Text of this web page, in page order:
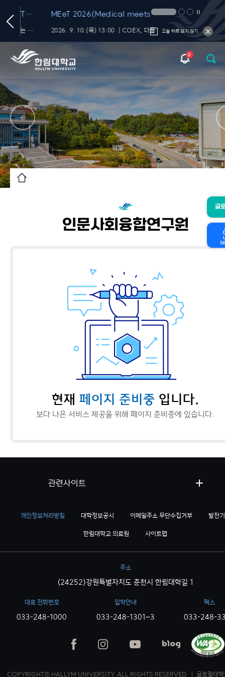
MEeT 2026(Medical meets
Technology 2026)
2026. 9. 10.(목) 13:00 ｜COEX, 더플라츠 오늘 하루 보지 않기
0
글
인문사회융합연구원
현재페이지 준비중 입니다.
보다 나은 서비스 제공을 위해 페이지 준비중에 있습니다.
개인정보처리방침 대학정보공시 이메일주소 무단수집거부 발전
한림대학교 의료원 사이트맵
관련사이트
주소
(24252)강원특별자치도 춘천시 한림대학길 1
대표 전화번호
033-248-1000
입학안내
033-248-1301~3
팩스
033-248-
COPYRIGHT© HALLYM UNIVERSITY. ALL RIGHTS RESERVED. ｜ 글로컬대